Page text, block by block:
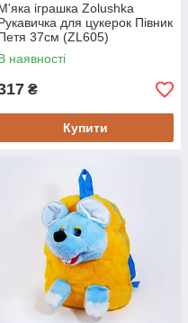
іграшка Zolushka
для цукерок Півник
37см (ZL605)
наявності
₴
Купити